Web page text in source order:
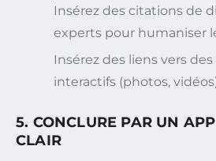
Insérez des citations de
experts pour humaniser
Insérez des liens vers
interactifs (photos,
5. CONCLURE PAR UN
CLAIR